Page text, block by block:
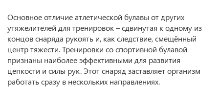
Основное отличие атлетической булавы от других
утяжелителей для тренировок – сдвинутая к одному из
концов снаряда рукоять и, как следствие, смещённый
центр тяжести. Тренировки со спортивной булавой
признаны наиболее эффективными для развития
цепкости и силы рук. Этот снаряд заставляет организм
работать сразу в нескольких направлениях.